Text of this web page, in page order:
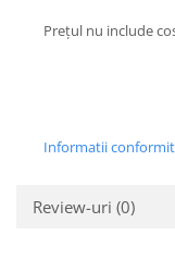
Prețul nu include
Informatii
Review-uri (0)